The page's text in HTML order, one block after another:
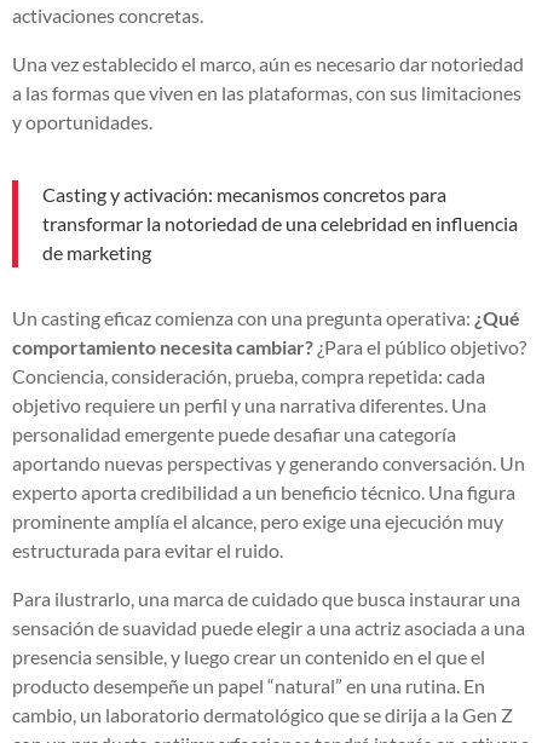
activaciones concretas.
Una vez establecido el marco, aún es necesario dar notoriedad
a las formas que viven en las plataformas, con sus limitaciones
y oportunidades.
Casting y activación: mecanismos concretos para
transformar la notoriedad de una celebridad en influencia
de marketing
Un casting eficaz comienza con una pregunta operativa: ¿Qué
comportamiento necesita cambiar? ¿Para el público objetivo?
Conciencia, consideración, prueba, compra repetida: cada
objetivo requiere un perfil y una narrativa diferentes. Una
personalidad emergente puede desafiar una categoría
aportando nuevas perspectivas y generando conversación. Un
experto aporta credibilidad a un beneficio técnico. Una figura
prominente amplía el alcance, pero exige una ejecución muy
estructurada para evitar el ruido.
Para ilustrarlo, una marca de cuidado que busca instaurar una
sensación de suavidad puede elegir a una actriz asociada a una
presencia sensible, y luego crear un contenido en el que el
producto desempeñe un papel “natural” en una rutina. En
cambio, un laboratorio dermatológico que se dirija a la Gen Z